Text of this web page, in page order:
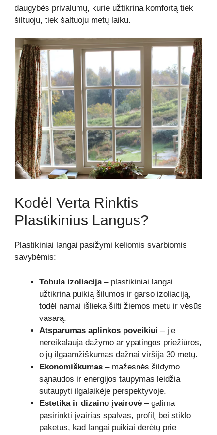
daugybės privalumų, kurie užtikrina komfortą tiek
šiltuoju, tiek šaltuoju metų laiku.
Kodėl Verta Rinktis
Plastikinius Langus?
Plastikiniai langai pasižymi keliomis svarbiomis
savybėmis:
Tobula izoliacija– plastikiniai langai
užtikrina puikią šilumos ir garso izoliaciją,
todėl namai išlieka šilti žiemos metu ir vėsūs
vasarą.
Atsparumas aplinkos poveikiui – jie
nereikalauja dažymo ar ypatingos priežiūros,
o jų ilgaamžiškumas dažnai viršija 30 metų.
Ekonomiškumas – mažesnės šildymo
sąnaudos ir energijos taupymas leidžia
sutaupyti ilgalaikėje perspektyvoje.
Estetika ir dizaino įvairovė – galima
pasirinkti įvairias spalvas, profilį bei stiklo
paketus, kad langai puikiai derėtų prie